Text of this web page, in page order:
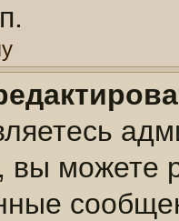
можете